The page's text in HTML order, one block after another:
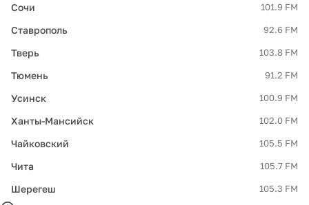
Сочи 101.9 FM
Ставрополь 92.6 FM
Тверь 103.8 FM
Тюмень 91.2 FM
Усинск 100.9 FM
Ханты-Мансийск 102.0 FM
Чайковский 105.5 FM
Чита 105.7 FM
Шерегеш 105.3 FM